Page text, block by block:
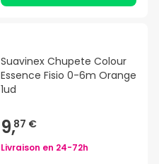
Suavinex Chupete Colour
Essence Fisio 0-6m Orange
1ud
9,87 €
Livraison en 24-72h